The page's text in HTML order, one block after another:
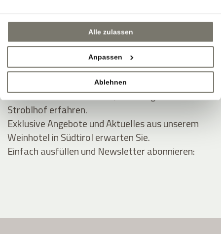
Alle zulassen
Anpassen
Ablehnen
JOIN THE COMMUNITY
Seien Sie unter den Ersten, die Neuigkeiten vom
Stroblhof erfahren.
Exklusive Angebote und Aktuelles aus unserem
Weinhotel in Südtirol erwarten Sie.
Einfach ausfüllen und Newsletter abonnieren: